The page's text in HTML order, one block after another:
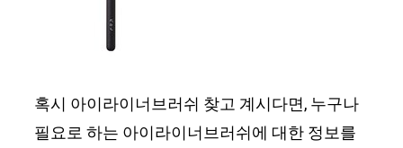
혹시 아이라이너브러쉬 찾고 계시다면, 누구나
필요로 하는 아이라이너브러쉬에 대한 정보를